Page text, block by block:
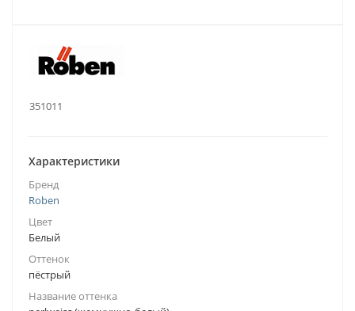
351011
Характеристики
Бренд
Roben
Цвет
Белый
Оттенок
пёстрый
Название оттенка